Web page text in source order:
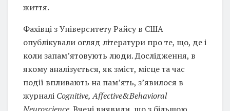
життя.
Фахівці з Університету Райсу в США
опублікували огляд літератури про те, що, де і
коли запам’ятовують люди. Дослідження, в
якому аналізується, як зміст, місце та час
події впливають на пам’ять, з’явилося в
журналі Cognitive, Affective&Behavioral